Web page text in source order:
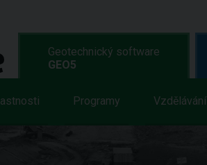
Geotechnický software
GEO5
Programy Vzdělávání